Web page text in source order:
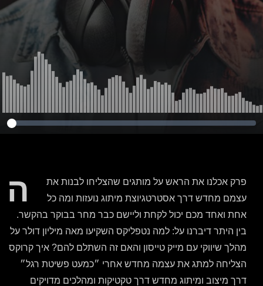
ה
פרק אכלנו את הראש על מותגים שהצליחו לבנות את
עצמם מחדש דרך אסטרטגיוצת מיתוג נועזות ומה כל
אחת ואחד מכם יכול לקחת וליישם כבר מחר בבוקר בהקשר.
בין היתר דיברנו על: למה נטפליקס השקיעו מאה מיליון דולר על
מהלך שיווקי עם מייק טייסון והאם זה השתלם להם? איך קרוקס
הצליחה למתג את עצמה מחדש אחרי ״כמעט פשיטת רגל״
דרך מיצוב ומיתוג מחדש דרך טקטיקות ומהלכים מדויקים